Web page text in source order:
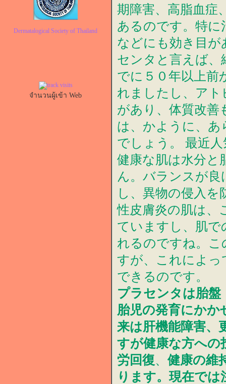
Dermatalogical Society of Thailand
จำนวนผู้เข้า Web
期障害、高脂血症
あるのです。特に
などにも効き目
センタと言えば、
でに５０年以上前
れましたし、アト
があり、体質改善
は、かように、あ
でしょう。 最近
健康な肌は水分と
ん。バランスが
し、異物の侵入
性皮膚炎の肌は、
ていますし、肌で
れるのですね。こ
すが、これによっ
できるのです。
プラセンタは胎盤
胎児の発育にかか
来は肝機能障害、
すが健康な方への
労回復、健康の維
ります。現在で